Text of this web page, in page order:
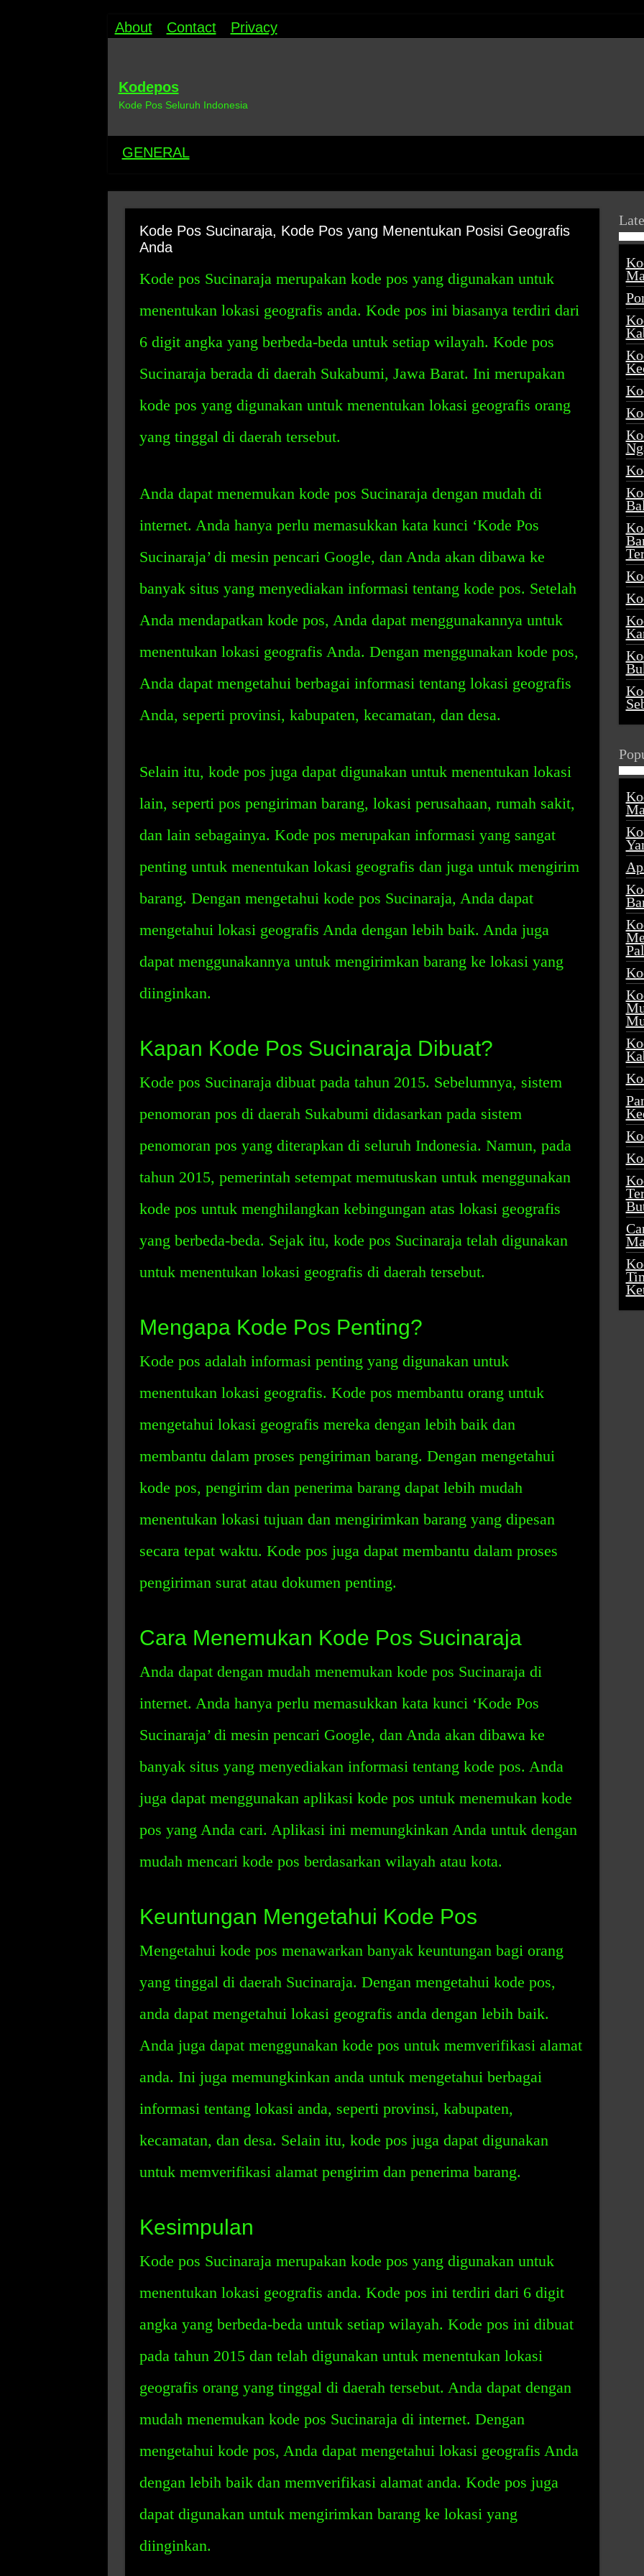
About Contact Privacy
Kodepos
Kode Pos Seluruh Indonesia
GENERAL
Kode Pos Sucinaraja, Kode Pos yang Menentukan Posisi Geografis
Anda
Kode pos Sucinaraja merupakan kode pos yang digunakan untuk
menentukan lokasi geografis anda. Kode pos ini biasanya terdiri dari
6 digit angka yang berbeda-beda untuk setiap wilayah. Kode pos
Sucinaraja berada di daerah Sukabumi, Jawa Barat. Ini merupakan
kode pos yang digunakan untuk menentukan lokasi geografis orang
yang tinggal di daerah tersebut.
Anda dapat menemukan kode pos Sucinaraja dengan mudah di
internet. Anda hanya perlu memasukkan kata kunci ‘Kode Pos
Sucinaraja’ di mesin pencari Google, dan Anda akan dibawa ke
banyak situs yang menyediakan informasi tentang kode pos. Setelah
Anda mendapatkan kode pos, Anda dapat menggunakannya untuk
menentukan lokasi geografis Anda. Dengan menggunakan kode pos,
Anda dapat mengetahui berbagai informasi tentang lokasi geografis
Anda, seperti provinsi, kabupaten, kecamatan, dan desa.
Selain itu, kode pos juga dapat digunakan untuk menentukan lokasi
lain, seperti pos pengiriman barang, lokasi perusahaan, rumah sakit,
dan lain sebagainya. Kode pos merupakan informasi yang sangat
penting untuk menentukan lokasi geografis dan juga untuk mengirim
barang. Dengan mengetahui kode pos Sucinaraja, Anda dapat
mengetahui lokasi geografis Anda dengan lebih baik. Anda juga
dapat menggunakannya untuk mengirimkan barang ke lokasi yang
diinginkan.
Kapan Kode Pos Sucinaraja Dibuat?
Kode pos Sucinaraja dibuat pada tahun 2015. Sebelumnya, sistem
penomoran pos di daerah Sukabumi didasarkan pada sistem
penomoran pos yang diterapkan di seluruh Indonesia. Namun, pada
tahun 2015, pemerintah setempat memutuskan untuk menggunakan
kode pos untuk menghilangkan kebingungan atas lokasi geografis
yang berbeda-beda. Sejak itu, kode pos Sucinaraja telah digunakan
untuk menentukan lokasi geografis di daerah tersebut.
Mengapa Kode Pos Penting?
Kode pos adalah informasi penting yang digunakan untuk
menentukan lokasi geografis. Kode pos membantu orang untuk
mengetahui lokasi geografis mereka dengan lebih baik dan
membantu dalam proses pengiriman barang. Dengan mengetahui
kode pos, pengirim dan penerima barang dapat lebih mudah
menentukan lokasi tujuan dan mengirimkan barang yang dipesan
secara tepat waktu. Kode pos juga dapat membantu dalam proses
pengiriman surat atau dokumen penting.
Cara Menemukan Kode Pos Sucinaraja
Anda dapat dengan mudah menemukan kode pos Sucinaraja di
internet. Anda hanya perlu memasukkan kata kunci ‘Kode Pos
Sucinaraja’ di mesin pencari Google, dan Anda akan dibawa ke
banyak situs yang menyediakan informasi tentang kode pos. Anda
juga dapat menggunakan aplikasi kode pos untuk menemukan kode
pos yang Anda cari. Aplikasi ini memungkinkan Anda untuk dengan
mudah mencari kode pos berdasarkan wilayah atau kota.
Keuntungan Mengetahui Kode Pos
Mengetahui kode pos menawarkan banyak keuntungan bagi orang
yang tinggal di daerah Sucinaraja. Dengan mengetahui kode pos,
anda dapat mengetahui lokasi geografis anda dengan lebih baik.
Anda juga dapat menggunakan kode pos untuk memverifikasi alamat
anda. Ini juga memungkinkan anda untuk mengetahui berbagai
informasi tentang lokasi anda, seperti provinsi, kabupaten,
kecamatan, dan desa. Selain itu, kode pos juga dapat digunakan
untuk memverifikasi alamat pengirim dan penerima barang.
Kesimpulan
Kode pos Sucinaraja merupakan kode pos yang digunakan untuk
menentukan lokasi geografis anda. Kode pos ini terdiri dari 6 digit
angka yang berbeda-beda untuk setiap wilayah. Kode pos ini dibuat
pada tahun 2015 dan telah digunakan untuk menentukan lokasi
geografis orang yang tinggal di daerah tersebut. Anda dapat dengan
mudah menemukan kode pos Sucinaraja di internet. Dengan
mengetahui kode pos, Anda dapat mengetahui lokasi geografis Anda
dengan lebih baik dan memverifikasi alamat anda. Kode pos juga
dapat digunakan untuk mengirimkan barang ke lokasi yang
diinginkan.